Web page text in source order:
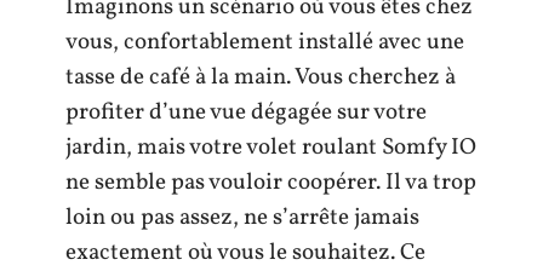
Imaginons un scénario où vous êtes chez
vous, confortablement installé avec une
tasse de café à la main. Vous cherchez à
profiter d’une vue dégagée sur votre
jardin, mais votre volet roulant Somfy IO
ne semble pas vouloir coopérer. Il va trop
loin ou pas assez, ne s’arrête jamais
exactement où vous le souhaitez. Ce